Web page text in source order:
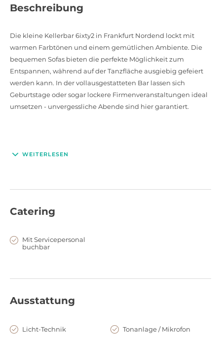
Beschreibung
Die kleine Kellerbar 6ixty2 in Frankfurt Nordend lockt mit
warmen Farbtönen und einem gemütlichen Ambiente. Die
bequemen Sofas bieten die perfekte Möglichkeit zum
Entspannen, während auf der Tanzfläche ausgiebig gefeiert
werden kann. In der vollausgestatteten Bar lassen sich
Geburtstage oder sogar lockere Firmenveranstaltungen ideal
umsetzen - unvergessliche Abende sind hier garantiert.
WEITERLESEN
Catering
Mit Servicepersonal
buchbar
Ausstattung
Licht-Technik
Tonanlage / Mikrofon